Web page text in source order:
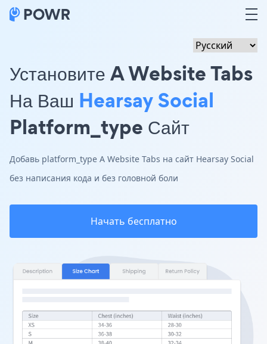
Установите A Website Tabs
На Ваш Hearsay Social
Platform_type Сайт
Добавь platform_type A Website Tabs на сайт Hearsay Social
без написания кода и без головной боли
Начать бесплатно